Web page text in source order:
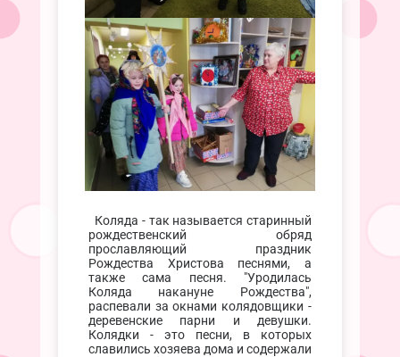
Коляда - так называется старинный
рождественский обряд
прославляющий праздник
Рождества Христова песнями, а
также сама песня. "Уродилась
Коляда накануне Рождества",
распевали за окнами колядовщики -
деревенские парни и девушки.
Колядки - это песни, в которых
славились хозяева дома и содержали